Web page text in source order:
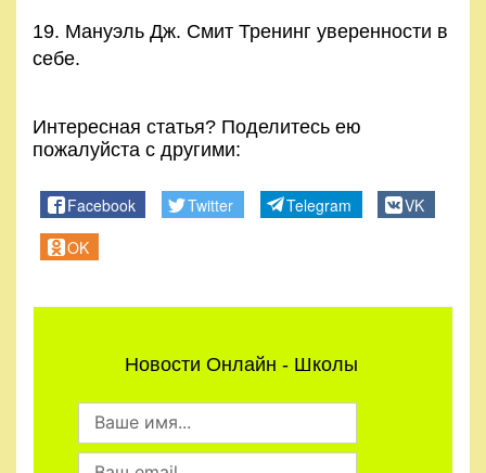
19. Мануэль Дж. Смит Тренинг уверенности в
себе.
Интересная статья? Поделитесь ею
пожалуйста с другими:
Facebook Twitter Telegram
VK
OK
Новости Онлайн - Школы